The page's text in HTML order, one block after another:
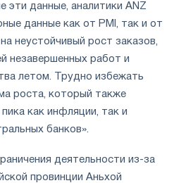
эти данные, аналитики ANZ
данные как от PMI, так и от
неустойчивый рост заказов,
незавершенных работ и
летом. Трудно избежать
роста, который также
как инфляции, так и
банков».
деятельности из-за
провинции Аньхой